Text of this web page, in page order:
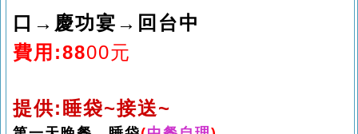
口 →慶功宴 →回台中
費用:8800元
提供:睡袋~接送~